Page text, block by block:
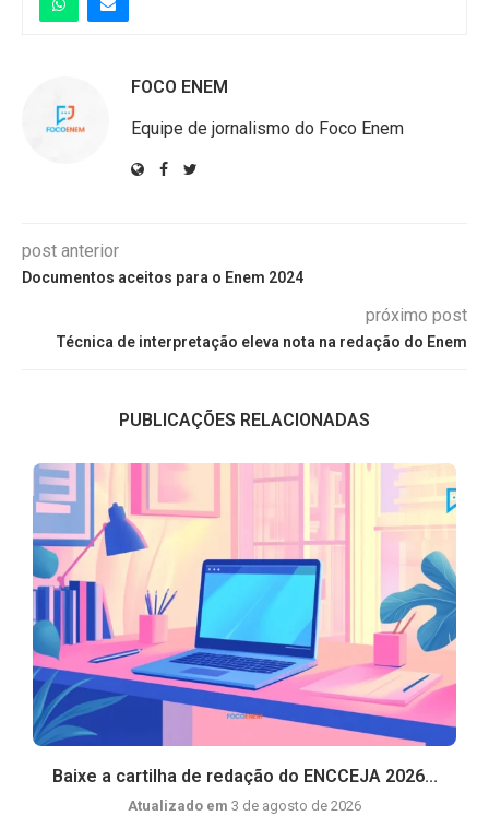
FOCO ENEM
Equipe de jornalismo do Foco Enem
post anterior
Documentos aceitos para o Enem 2024
próximo post
Técnica de interpretação eleva nota na redação do Enem
PUBLICAÇÕES RELACIONADAS
Baixe a cartilha de redação do ENCCEJA 2026...
Atualizado em 3 de agosto de 2026